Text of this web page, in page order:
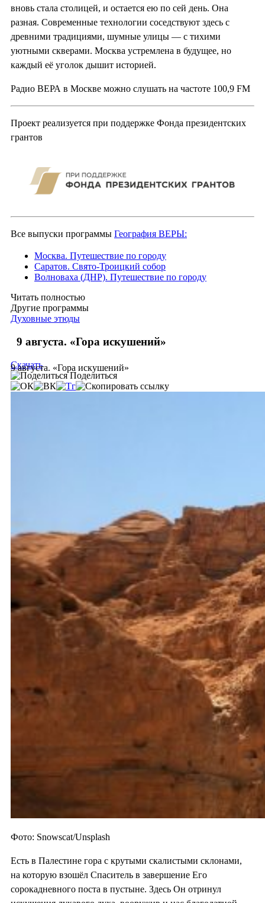
вновь стала столицей, и остается ею по сей день. Она
разная. Современные технологии соседствуют здесь с
древними традициями, шумные улицы — с тихими
уютными скверами. Москва устремлена в будущее, но
каждый её уголок дышит историей.
Радио ВЕРА в Москве можно слушать на частоте 100,9 FM
Проект реализуется при поддержке Фонда президентских
грантов
Все выпуски программы География ВЕРЫ:
Москва. Путешествие по городу
Саратов. Свято-Троицкий собор
Волноваха (ДНР). Путешествие по городу
Читать полностью
Другие программы
Духовные этюды
9 августа. «Гора искушений»
9 августа. «Гора искушений»
Скачать
Поделиться
Фото: Snowscat/Unsplash
Есть в Палестине гора с крутыми скалистыми склонами,
на которую взошёл Спаситель в завершение Его
сорокадневного поста в пустыне. Здесь Он отринул